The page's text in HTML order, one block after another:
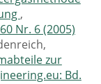
,
Nr. 6 (2005)
zur
Bd.